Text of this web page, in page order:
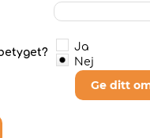
Ja
Nej
Ge ditt